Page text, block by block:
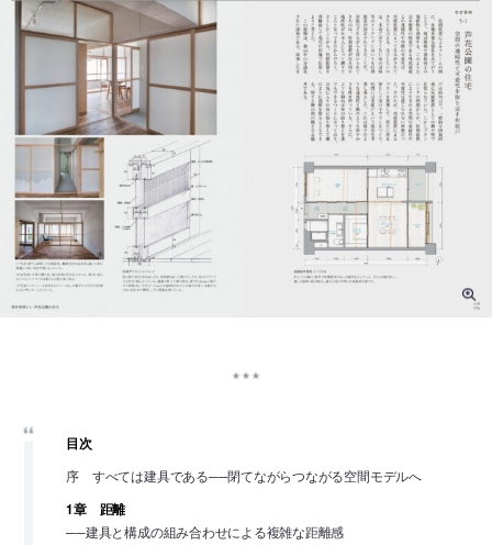
目次
序 すべては建具である──閉てながらつながる空間モデルへ
1章 距離
──建具と構成の組み合わせによる複雑な距離感